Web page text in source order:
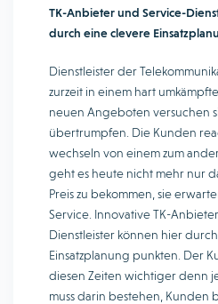
TK-Anbieter und Service-
durch eine clevere
Dienstleister der
zurzeit in einem hart
neuen Angeboten versuchen
übertrumpfen. Die Kunden
wechseln von einem zum
geht es heute nicht mehr nur
Preis zu bekommen, sie
Service. Innovative TK-
Dienstleister können hier
Einsatzplanung punkten. Der
diesen Zeiten wichtiger denn
muss darin bestehen, Kunden